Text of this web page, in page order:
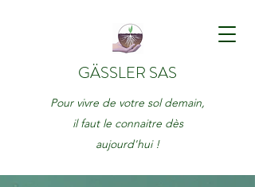
GÄSSLER SAS
Pour vivre de votre sol demain,
il faut le connaitre dès
aujourd'hui !